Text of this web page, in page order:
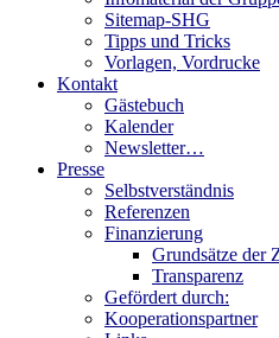
Sitemap-SHG
Tipps und Tricks
Vorlagen, Vordrucke
Kontakt
Gästebuch
Kalender
Newsletter…
Presse
Selbstverständnis
Referenzen
Finanzierung
Grundsätze der
Transparenz
Gefördert durch:
Kooperationspartner